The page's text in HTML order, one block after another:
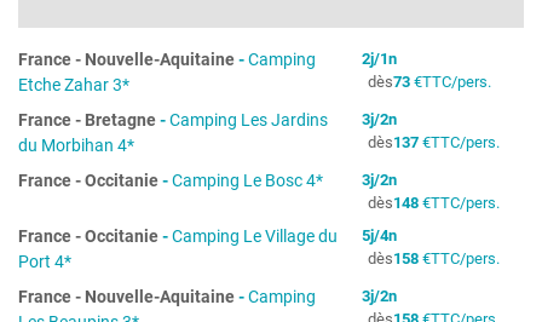
France- Nouvelle-Aquitaine-Camping
Etche Zahar 3*
2j/1n
dès73€TTC/pers.
France- Bretagne-Camping Les Jardins
du Morbihan 4*
3j/2n
dès137€TTC/pers.
France-Occitanie-Camping Le Bosc 4* 3j/2n
dès148€TTC/pers.
France-Occitanie-Camping Le Village du
Port 4*
5j/4n
dès158€TTC/pers.
France- Nouvelle-Aquitaine-Camping
3j/2n